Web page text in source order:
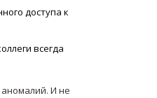
доступа к
всегда
И не